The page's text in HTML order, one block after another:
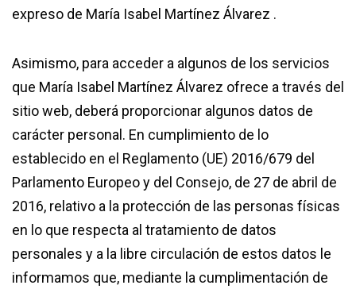
expreso de María Isabel Martínez Álvarez .
Asimismo, para acceder a algunos de los servicios
que María Isabel Martínez Álvarez ofrece a través del
sitio web, deberá proporcionar algunos datos de
carácter personal. En cumplimiento de lo
establecido en el Reglamento (UE) 2016/679 del
Parlamento Europeo y del Consejo, de 27 de abril de
2016, relativo a la protección de las personas físicas
en lo que respecta al tratamiento de datos
personales y a la libre circulación de estos datos le
informamos que, mediante la cumplimentación de